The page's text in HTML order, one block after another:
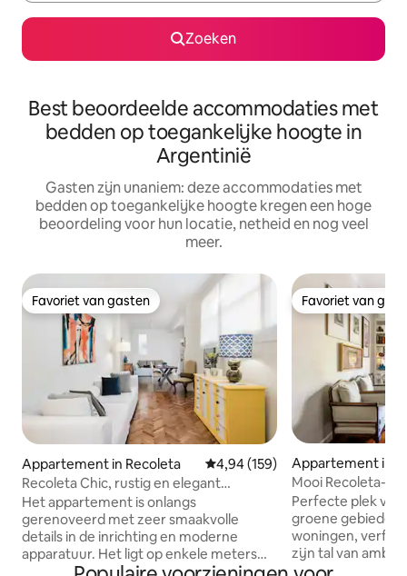
Zoeken
Best beoordeelde accommodaties met
bedden op toegankelijke hoogte in
Argentinië
Gasten zijn unaniem: deze accommodaties met
bedden op toegankelijke hoogte kregen een hoge
beoordeling voor hun locatie, netheid en nog veel
meer.
Favoriet van gasten
Favoriet van gasten
Appartement in Recoleta Gemiddelde beoordeling van
4,94 (159)
Recoleta Chic, rustig en elegant
appartement
Het appartement is onlangs
gerenoveerd met zeer smaakvolle
details in de inrichting en moderne
apparatuur. Het ligt op enkele meters
van de Avda. Santa Fe waar de beste
Favoriet van
Favoriet van
Appartement in
es
Mooi Recoleta-
balkon
Perfecte plek
groene
woningen,
zijn tal van
monumenten en